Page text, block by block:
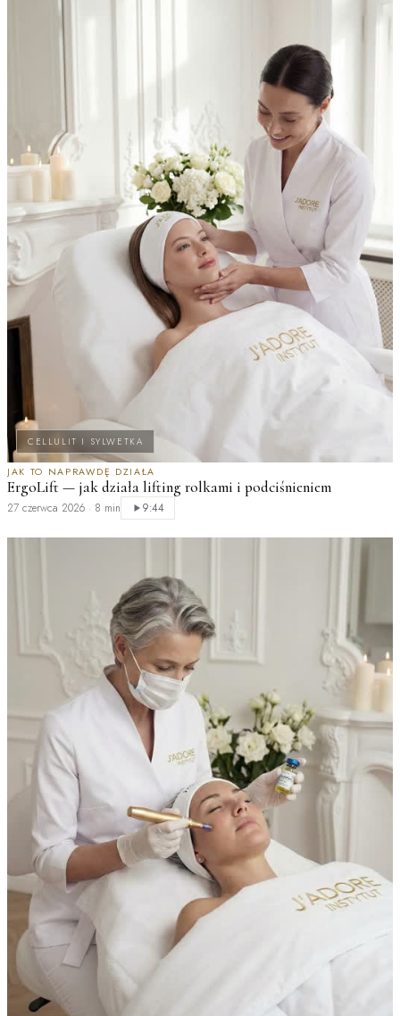
CELLULIT I SYLWETKA
JAK TO NAPRAWDĘ DZIAŁA
ErgoLift — jak działa lifting rolkami i podciśnieniem
27 czerwca 2026 · 8 min 9:44